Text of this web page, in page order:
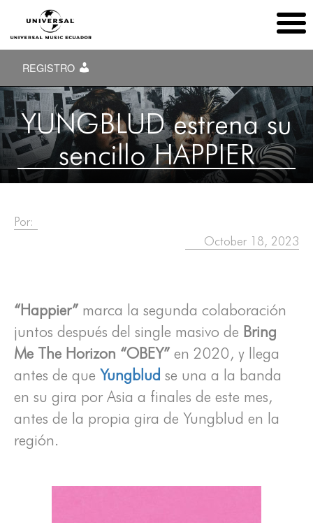
REGISTRO
YUNGBLUD estrena su
sencillo HAPPIER
Por:
October 18, 2023
“Happier” marca la segunda colaboración
juntos después del single masivo de Bring
Me The Horizon “OBEY” en 2020, y llega
antes de que Yungblud se una a la banda
en su gira por Asia a finales de este mes,
antes de la propia gira de Yungblud en la
región.